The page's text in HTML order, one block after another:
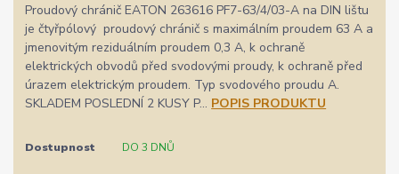
Proudový chránič EATON 263616 PF7-63/4/03-A na DIN lištu
je čtyřpólový proudový chránič s maximálním proudem 63 A a
jmenovitým reziduálním proudem 0,3 A, k ochraně
elektrických obvodů před svodovými proudy, k ochraně před
úrazem elektrickým proudem. Typ svodového proudu A.
SKLADEM POSLEDNÍ 2 KUSY P... POPIS PRODUKTU
Dostupnost DO 3 DNŮ